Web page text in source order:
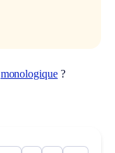
monologique?